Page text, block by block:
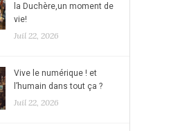
la Duchère,un moment de
vie!
Juil 22, 2026
Vive le numérique ! et
l’humain dans tout ça ?
Juil 22, 2026